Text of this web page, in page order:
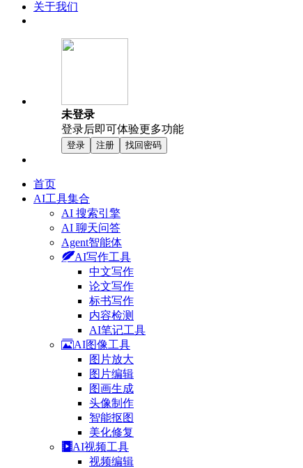
关于我们
未登录
登录后即可体验更多功能
登录 注册 找回密码
首页
AI工具集合
AI 搜索引擎
AI 聊天问答
Agent智能体
AI写作工具
中文写作
论文写作
标书写作
内容检测
AI笔记工具
AI图像工具
图片放大
图片编辑
图画生成
头像制作
智能抠图
美化修复
AI视频工具
视频编辑